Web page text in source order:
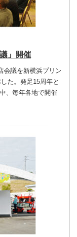
」開催
会議を新横浜プリン
た。発足15周年と
、毎年各地で開催